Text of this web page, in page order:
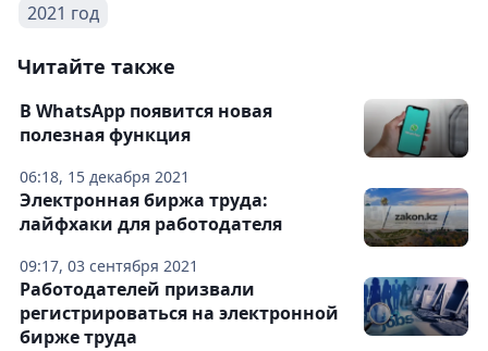
2021 год
Читайте также
06:18, 15 декабря 2021
В WhatsApp появится новая
полезная функция
09:17, 03 сентября 2021
Электронная биржа труда:
лайфхаки для работодателя
Работодателей призвали
регистрироваться на электронной
бирже труда